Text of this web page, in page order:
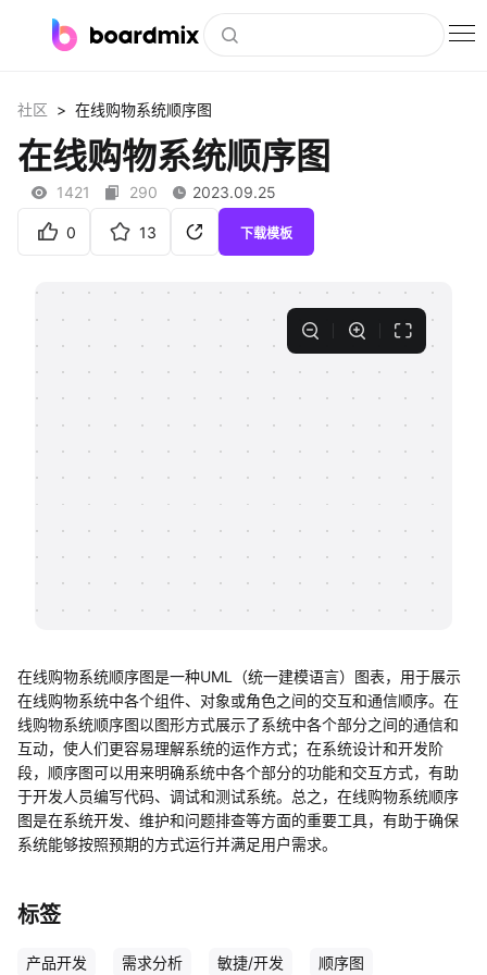
社区资源
下载
客户案例
支持
知识分享社区
社区 > 在线购物系统顺序图
在线购物系统顺序图
1421 290 2023.09.25
0 13 下载模板
在线购物系统顺序图是一种UML（统一建模语言）图表，用于展示
在线购物系统中各个组件、对象或角色之间的交互和通信顺序。在
线购物系统顺序图以图形方式展示了系统中各个部分之间的通信和
互动，使人们更容易理解系统的运作方式；在系统设计和开发阶
段，顺序图可以用来明确系统中各个部分的功能和交互方式，有助
于开发人员编写代码、调试和测试系统。总之，在线购物系统顺序
图是在系统开发、维护和问题排查等方面的重要工具，有助于确保
系统能够按照预期的方式运行并满足用户需求。
标签
产品开发 需求分析 敏捷/开发 顺序图